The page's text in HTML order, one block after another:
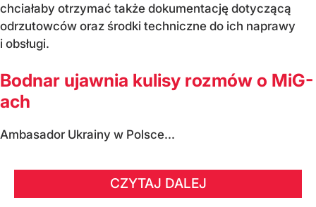
chciałaby otrzymać także dokumentację dotyczącą
odrzutowców oraz środki techniczne do ich naprawy
i obsługi.
Bodnar ujawnia kulisy rozmów o MiG-
ach
Ambasador Ukrainy w Polsce...
CZYTAJ DALEJ